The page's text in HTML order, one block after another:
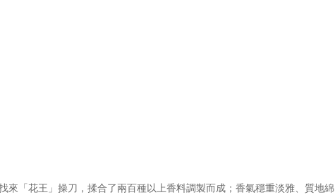
來「花王」操刀，揉合了兩百種以上香料調製而成；香氣穩重淡雅、質地綿